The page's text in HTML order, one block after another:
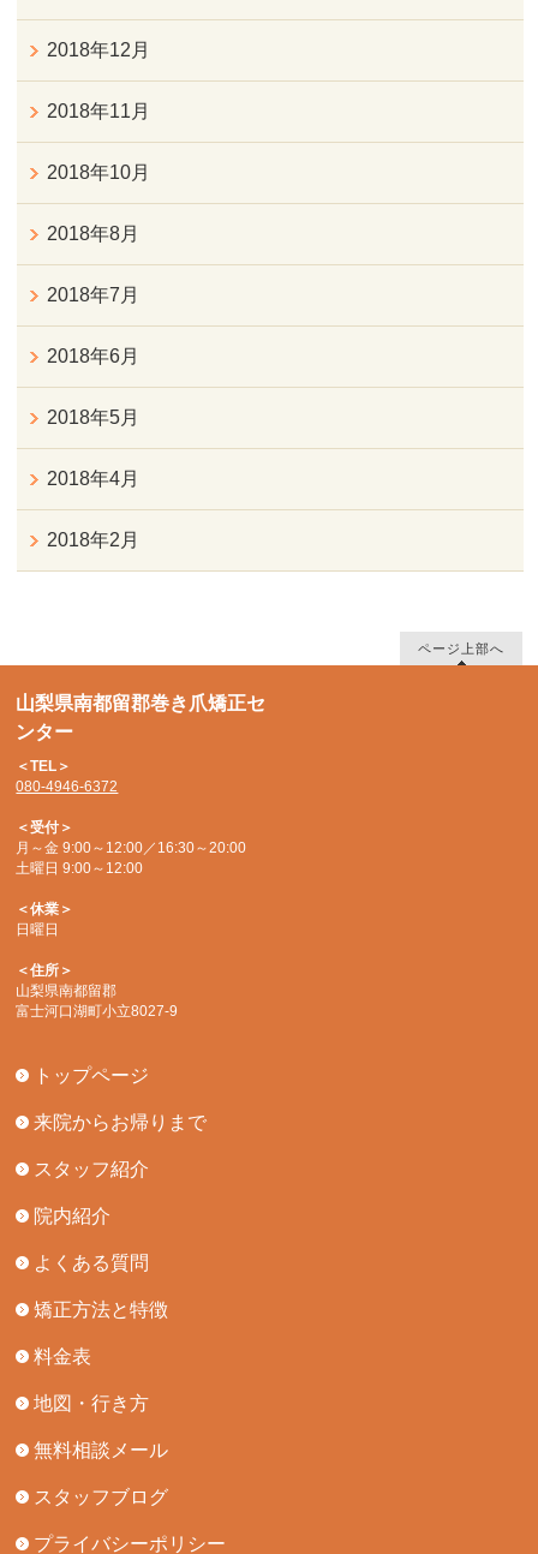
2018年12月
2018年11月
2018年10月
2018年8月
2018年7月
2018年6月
2018年5月
2018年4月
2018年2月
ページ上部へ
山梨県南都留郡巻き爪矯正セ
ンター
＜TEL＞
080-4946-6372
＜受付＞
月～金 9:00～12:00／16:30～20:00
土曜日 9:00～12:00
＜休業＞
日曜日
＜住所＞
山梨県南都留郡
富士河口湖町小立8027-9
トップページ
来院からお帰りまで
スタッフ紹介
院内紹介
よくある質問
矯正方法と特徴
料金表
地図・行き方
無料相談メール
スタッフブログ
プライバシーポリシー